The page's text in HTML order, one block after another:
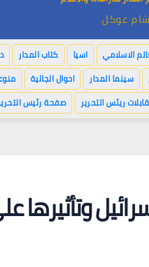
عوكل
الاسلامي اسيا كتاب المدار
سينما المدار احوال الجالية
ريئس التحرير صفحة رئيس
وتأثيرها